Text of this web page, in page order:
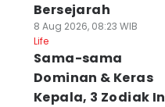
Bersejarah
8 Aug 2026, 08:23 WIB
Life
Sama-sama
Dominan & Keras
Kepala, 3 Zodiak